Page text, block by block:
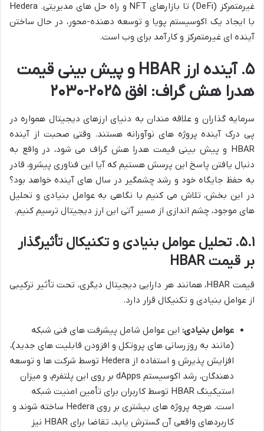
غیرمتمرکز (DeFi) تا بازارهای NFT و راه حل های مدیریتی. Hedera
با ایجاد یک اکوسیستم پویا و توسعه دهنده-محور، در حال ساختن
آینده ای غیرمتمرکز و کارآمد برای وب است.
۵. آینده ارز HBAR و پیش بینی قیمت
هدرا هش گراف: افق ۲۰۲۵-۲۰۳۰
سرمایه گذاران و علاقه مندان به دنیای ارزهای دیجیتال همواره در
پی درک آینده پروژه های نوآورانه هستند. وقتی صحبت از آینده
HBAR و پیش بینی قیمت هدرا هش گراف می شود، در واقع به
دنبال یافتن پاسخ این پرسش هستیم که آیا این فناوری پیشرو، قادر
به حفظ جایگاه خود و رشد چشمگیر در سال های آینده خواهد بود؟
در این بخش، تلاش می کنیم با نگاهی به عوامل بنیادی و تحلیل
های موجود، چشم اندازی از مسیر آتی این ارز دیجیتال ترسیم کنیم.
۵.۱. تحلیل عوامل بنیادی و تکنیکال تأثیرگذار
بر قیمت HBAR
قیمت HBAR، همانند هر دارایی دیجیتال دیگری، تحت تأثیر ترکیبی
از عوامل بنیادی و تکنیکال قرار دارد.
عوامل بنیادی: این عوامل شامل پیشرفت های فنی شبکه
(مانند به روزرسانی های پروتکل و افزودن قابلیت های جدید)،
افزایش پذیرش و استفاده از Hedera توسط شرکت ها و توسعه
دهندگان، رشد اکوسیستم dApps بر روی این پلتفرم، و میزان
استیکینگ HBAR توسط کاربران برای تأمین امنیت شبکه
است. هرچه پروژه های بیشتری بر روی Hedera ساخته شوند و
کاربردهای واقعی آن گسترش یابد، تقاضا برای HBAR نیز